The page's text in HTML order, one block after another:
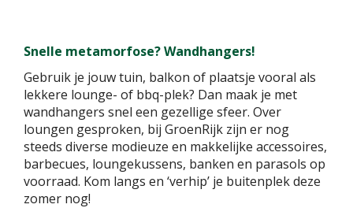
Snelle metamorfose? Wandhangers!
Gebruik je jouw tuin, balkon of plaatsje vooral als
lekkere lounge- of bbq-plek? Dan maak je met
wandhangers snel een gezellige sfeer. Over
loungen gesproken, bij GroenRijk zijn er nog
steeds diverse modieuze en makkelijke accessoires,
barbecues, loungekussens, banken en parasols op
voorraad. Kom langs en ‘verhip’ je buitenplek deze
zomer nog!